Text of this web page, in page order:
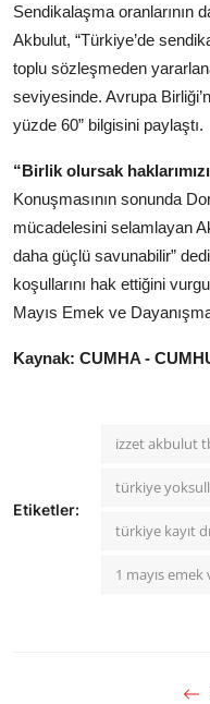
Sendikalaşma oranlarının
Akbulut, “Türkiye’de
toplu sözleşmeden
seviyesinde. Avrupa
yüzde 60” bilgisini paylaştı.
“Birlik olursak
Konuşmasının sonunda
mücadelesini selamlayan
daha güçlü savunabilir”
koşullarını hak ettiğini
Mayıs Emek ve
Kaynak: CUMHA -
Etiketler:
izzet akbulut
türkiye
türkiye kayıt
1 mayıs emek